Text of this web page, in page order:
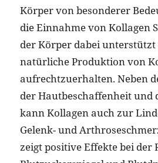
Körper von besonderer
die Einnahme von Kollagen
der Körper dabei unterstützt
natürliche Produktion von
aufrechtzuerhalten. Neben
der Hautbeschaffenheit und
kann Kollagen auch zur
Gelenk- und
zeigt positive Effekte bei der